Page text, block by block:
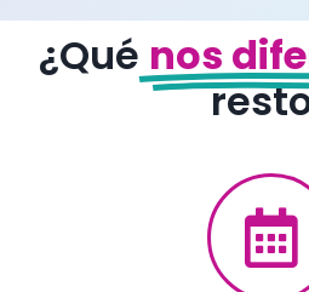
¿Qué nos